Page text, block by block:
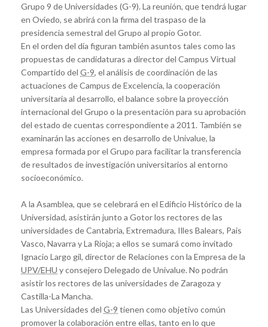
Grupo 9 de Universidades (G-9). La reunión, que tendrá lugar
en Oviedo, se abrirá con la firma del traspaso de la
presidencia semestral del Grupo al propio Gotor.
En el orden del día figuran también asuntos tales como las
propuestas de candidaturas a director del Campus Virtual
Compartido del G-9, el análisis de coordinación de las
actuaciones de Campus de Excelencia, la cooperación
universitaria al desarrollo, el balance sobre la proyección
internacional del Grupo o la presentación para su aprobación
del estado de cuentas correspondiente a 2011. También se
examinarán las acciones en desarrollo de Univalue, la
empresa formada por el Grupo para facilitar la transferencia
de resultados de investigación universitarios al entorno
socioeconómico.
A la Asamblea, que se celebrará en el Edificio Histórico de la
Universidad, asistirán junto a Gotor los rectores de las
universidades de Cantabria, Extremadura, Illes Balears, Pais
Vasco, Navarra y La Rioja; a ellos se sumará como invitado
Ignacio Largo gil, director de Relaciones con la Empresa de la
UPV/EHU y consejero Delegado de Univalue. No podrán
asistir los rectores de las universidades de Zaragoza y
Castilla-La Mancha.
Las Universidades del G-9 tienen como objetivo común
promover la colaboración entre ellas, tanto en lo que